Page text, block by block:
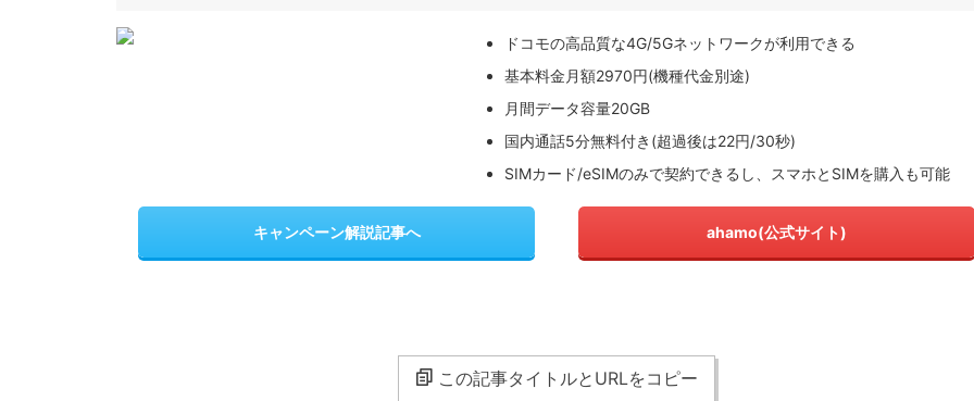
ドコモの高品質な4G/5Gネットワークが利用できる
基本料金月額2970円(機種代金別途)
月間データ容量20GB
国内通話5分無料付き(超過後は22円/30秒)
SIMカード/eSIMのみで契約できるし、スマホとSIMを購入も可能
キャンペーン解説記事へ ahamo(公式サイト)
この記事タイトルとURLをコピー